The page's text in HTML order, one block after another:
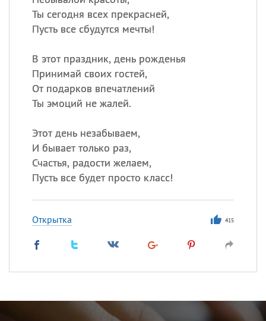
Ты сегодня всех прекрасней,
Пусть все сбудутся мечты!
В этот праздник, день рожденья
Принимай своих гостей,
От подарков впечатлений
Ты эмоций не жалей.
Этот день незабываем,
И бывает только раз,
Счастья, радости желаем,
Пусть все будет просто класс!
Открытка 415